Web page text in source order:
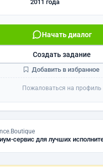
2011 года
Начать диалог
Создать задание
Добавить в избранное
Пожаловаться на профиль
сервис для лучших